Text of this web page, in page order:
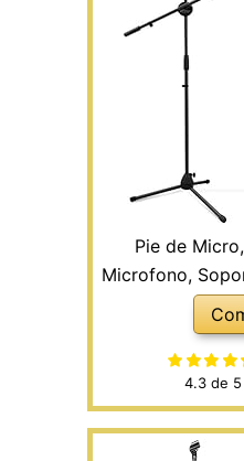
Pie de
Microfono,
Clip de
de
Soporte de
4.3 de 5